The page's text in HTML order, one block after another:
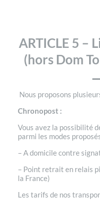
ARTICLE 5 –
(hors Dom
Nous proposons
Chronopost :
Vous avez la possibilité
parmi les modes
– A domicile contre
– Point retrait en relais
la France)
Les tarifs de nos